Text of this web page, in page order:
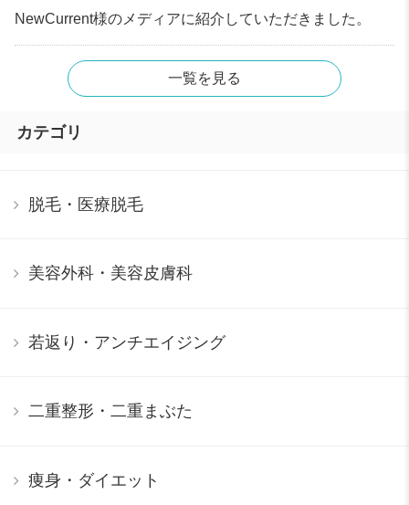
NewCurrent様のメディアに紹介していただきました。
一覧を見る
カテゴリ
脱毛・医療脱毛
美容外科・美容皮膚科
若返り・アンチエイジング
二重整形・二重まぶた
痩身・ダイエット